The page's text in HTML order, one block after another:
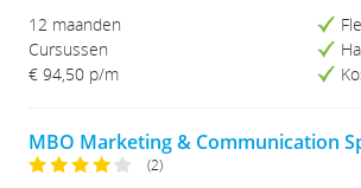
12 maanden
Cursussen
€ 94,50 p/m
MBO Marketing & Communication
(2)